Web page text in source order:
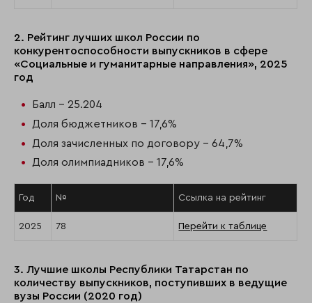
2. Рейтинг лучших школ России по
конкурентоспособности выпускников в сфере
«Социальные и гуманитарные направления», 2025
год
Балл - 25.204
Доля бюджетников - 17,6%
Доля зачисленных по договору - 64,7%
Доля олимпиадников - 17,6%
Год № Ссылка на рейтинг
2025 78 Перейти к таблице
3. Лучшие школы Республики Татарстан по
количеству выпускников, поступивших в ведущие
вузы России (2020 год)